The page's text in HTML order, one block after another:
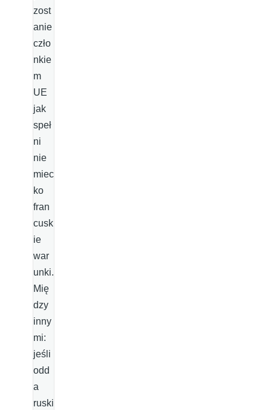
zost
anie
czło
nkie
m
UE
jak
speł
ni
nie
miec
ko
fran
cusk
ie
war
unki.
Mię
dzy
inny
mi:
jeśli
odd
a
ruski